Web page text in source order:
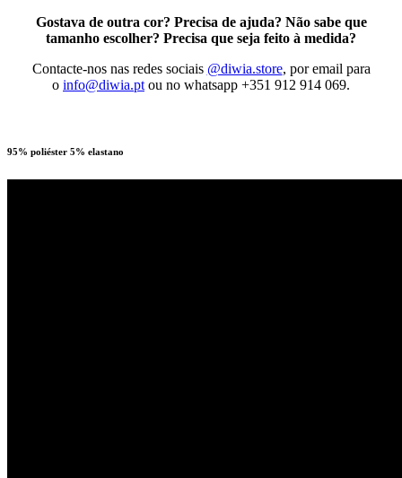
Gostava de outra cor? Precisa de ajuda? Não sabe que
tamanho escolher? Precisa que seja feito à medida?
Contacte-nos nas redes sociais @diwia.store, por email para
o info@diwia.pt ou no whatsapp +351 912 914 069.
95% poliéster 5% elastano